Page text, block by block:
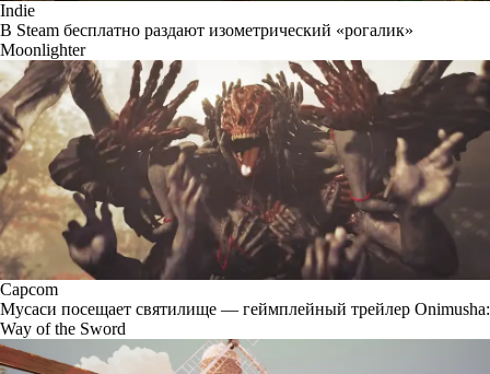
Indie
В Steam бесплатно раздают изометрический «рогалик»
Moonlighter
Capcom
Мусаси посещает святилище — геймплейный трейлер Onimusha:
Way of the Sword